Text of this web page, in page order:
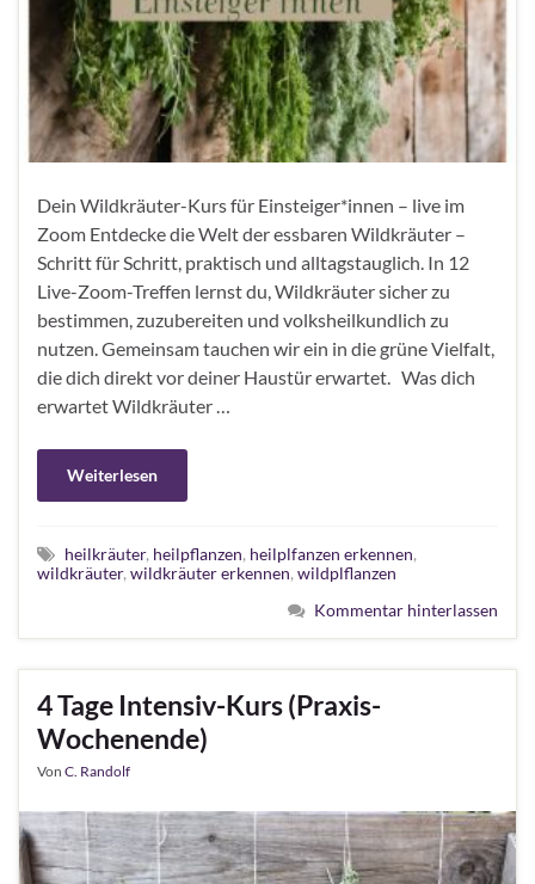
Dein Wildkräuter-Kurs für Einsteiger*innen – live im
Zoom Entdecke die Welt der essbaren Wildkräuter –
Schritt für Schritt, praktisch und alltagstauglich. In 12
Live-Zoom-Treffen lernst du, Wildkräuter sicher zu
bestimmen, zuzubereiten und volksheilkundlich zu
nutzen. Gemeinsam tauchen wir ein in die grüne Vielfalt,
die dich direkt vor deiner Haustür erwartet. Was dich
erwartet Wildkräuter …
Weiterlesen
heilkräuter, heilpflanzen, heilplfanzen erkennen,
wildkräuter, wildkräuter erkennen, wildplflanzen
Kommentar hinterlassen
4 Tage Intensiv-Kurs (Praxis-
Wochenende)
Von C. Randolf